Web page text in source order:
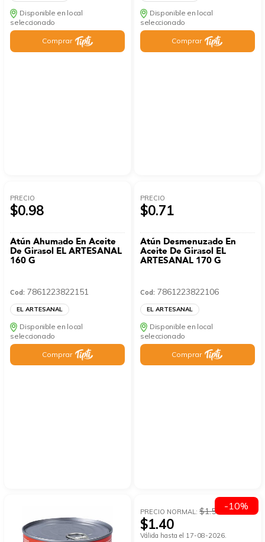
Disponible en local
seleccionado
Comprar
Disponible en local
seleccionado
Comprar
PRECIO
$0.98
Atún Ahumado En Aceite
De Girasol EL ARTESANAL
160 G
Cod: 7861223822151
EL ARTESANAL
Disponible en local
seleccionado
Comprar
PRECIO
$0.71
Atún Desmenuzado En
Aceite De Girasol EL
ARTESANAL 170 G
Cod: 7861223822106
EL ARTESANAL
Disponible en local
seleccionado
Comprar
PRECIO NORMAL:$1.56
$1.40
Válida hasta el 17-08-2026.
-10%